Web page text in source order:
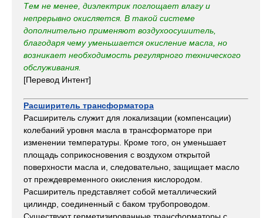
Тем не менее, диэлектрик поглощает влагу и
непрерывно окисляется. В такой системе
дополнительно применяют воздухоосушитель,
благодаря чему уменьшается окисление масла, но
возникает необходимость регулярного технического
обслуживания.
[Перевод Интент]
Расширитель трансформатора
Расширитель служит для локализации (компенсации)
колебаний уровня масла в трансформаторе при
изменении температуры. Кроме того, он уменьшает
площадь соприкосновения с воздухом открытой
поверхности масла и, следовательно, защищает масло
от преждевременного окисления кислородом.
Расширитель представляет собой металлический
цилиндр, соединенный с баком трубопроводом.
Существуют герметизированные трансформаторы с